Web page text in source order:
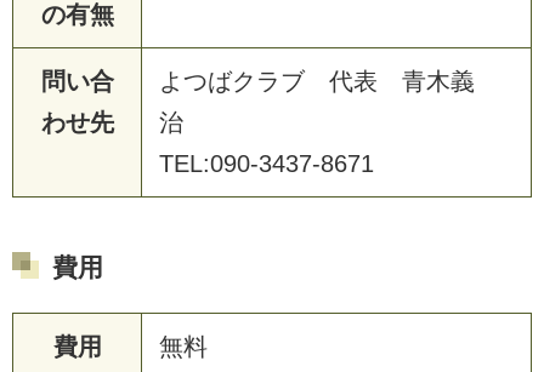
の有無
問い合
わせ先
よつばクラブ 代表 青木義
治
TEL:090-3437-8671
費用
費用 無料